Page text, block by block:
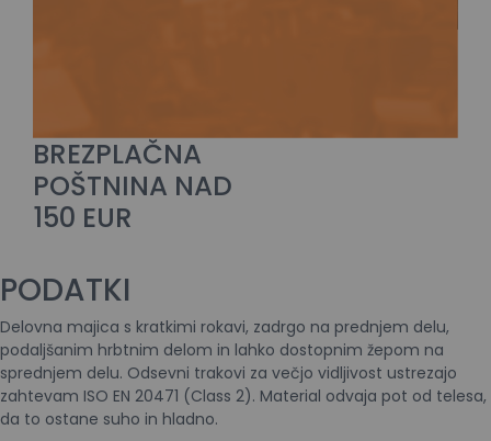
BREZPLAČNA
POŠTNINA NAD
150 EUR
PODATKI
Delovna majica s kratkimi rokavi, zadrgo na prednjem delu,
podaljšanim hrbtnim delom in lahko dostopnim žepom na
sprednjem delu. Odsevni trakovi za večjo vidljivost ustrezajo
zahtevam ISO EN 20471 (Class 2). Material odvaja pot od telesa,
da to ostane suho in hladno.